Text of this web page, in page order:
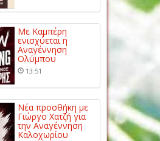
Με Καμπέρη
ενισχύεται η
Αναγέννηση
Ολύμπου
13:51
Νέα προσθήκη με
Γιώργο Χατζή για
την Αναγέννηση
Καλοχωρίου